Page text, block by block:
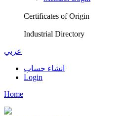
Certificates of Origin
Industrial Directory
عربي
انشاء حساب
Login
Home